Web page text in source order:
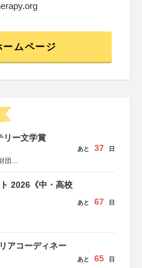
ームページ
リー文学賞
団
あと 37 日
2026《中・高校
あと 67 日
アコーディネー
あと 65 日